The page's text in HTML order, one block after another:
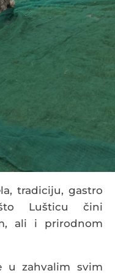
tradiciju, gastro
Lušticu čini
ali i prirodnom
u zahvalim svim